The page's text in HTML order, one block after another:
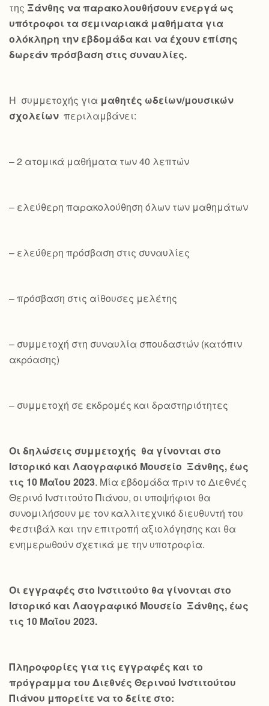
της Ξάνθης να παρακολουθήσουν ενεργά ως
υπότροφοι τα σεμιναριακά μαθήματα για
ολόκληρη την εβδομάδα και να έχουν επίσης
δωρεάν πρόσβαση στις συναυλίες.
Η συμμετοχής για μαθητές ωδείων/μουσικών
σχολείων περιλαμβάνει:
– 2 ατομικά μαθήματα των 40 λεπτών
– ελεύθερη παρακολούθηση όλων των μαθημάτων
– ελεύθερη πρόσβαση στις συναυλίες
– πρόσβαση στις αίθουσες μελέτης
– συμμετοχή στη συναυλία σπουδαστών (κατόπιν
ακρόασης)
– συμμετοχή σε εκδρομές και δραστηριότητες
Οι δηλώσεις συμμετοχής θα γίνονται στο
Ιστορικό και Λαογραφικό Μουσείο Ξάνθης, έως
τις 10 Μαΐου 2023. Μία εβδομάδα πριν το Διεθνές
Θερινό Ινστιτούτο Πιάνου, οι υποψήφιοι θα
συνομιλήσουν με τον καλλιτεχνικό διευθυντή του
Φεστιβάλ και την επιτροπή αξιολόγησης και θα
ενημερωθούν σχετικά με την υποτροφία.
Οι εγγραφές στο Ινστιτούτο θα γίνονται στο
Ιστορικό και Λαογραφικό Μουσείο Ξάνθης, έως
τις 10 Μαΐου 2023.
Πληροφορίες για τις εγγραφές και το
πρόγραμμα του Διεθνές Θερινού Ινστιτούτου
Πιάνου μπορείτε να το δείτε στο: